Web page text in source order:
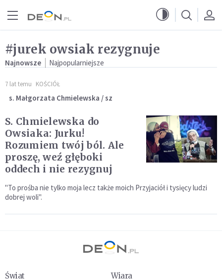
#jurek owsiak rezygnuje
Najnowsze Najpopularniejsze
7 lat temu KOŚCIÓŁ
s. Małgorzata Chmielewska / sz
S. Chmielewska do
Owsiaka: Jurku!
Rozumiem twój ból. Ale
proszę, weź głęboki
oddech i nie rezygnuj
"To prośba nie tylko moja lecz także moich Przyjaciół i tysięcy ludzi
dobrej woli".
Świat
Wiara